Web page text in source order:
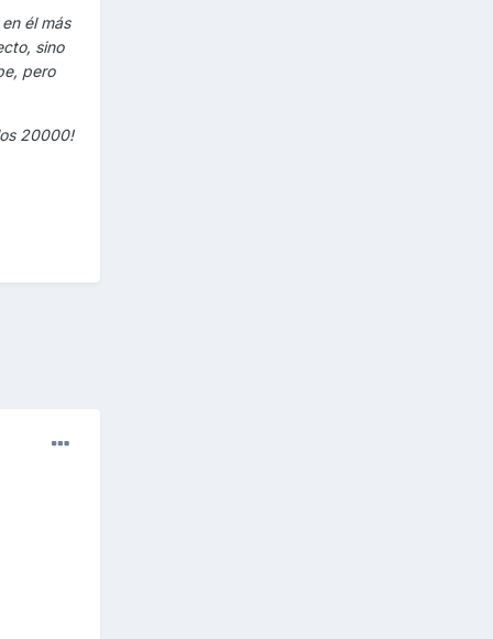
él más
sino
pero
20000!